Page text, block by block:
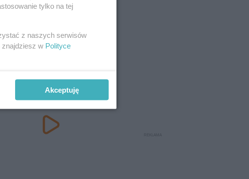
tylko na tej
z naszych serwisów
znajdziesz w Polityce
Akceptuję